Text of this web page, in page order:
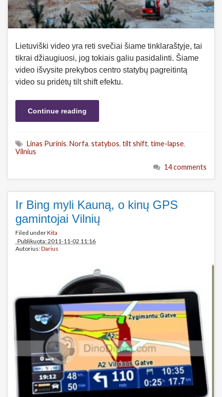
Lietuviški video yra reti svečiai šiame tinklaraštyje, tai
tikrai džiaugiuosi, jog tokiais galiu pasidalinti. Šiame
video išvysite prekybos centro statybų pagreitintą
video su pridėtų tilt shift efektu.
Continue reading
Linas Purinis, Norfa, statybos, tilt shift, time-lapse,
Vilnius
14 comments
Ir Bing myli Kauną, o kinų GPS
gamintojai Vilnių
Filed underKita
Publikuota: 2011-11-02 11:16
Autorius:Darius